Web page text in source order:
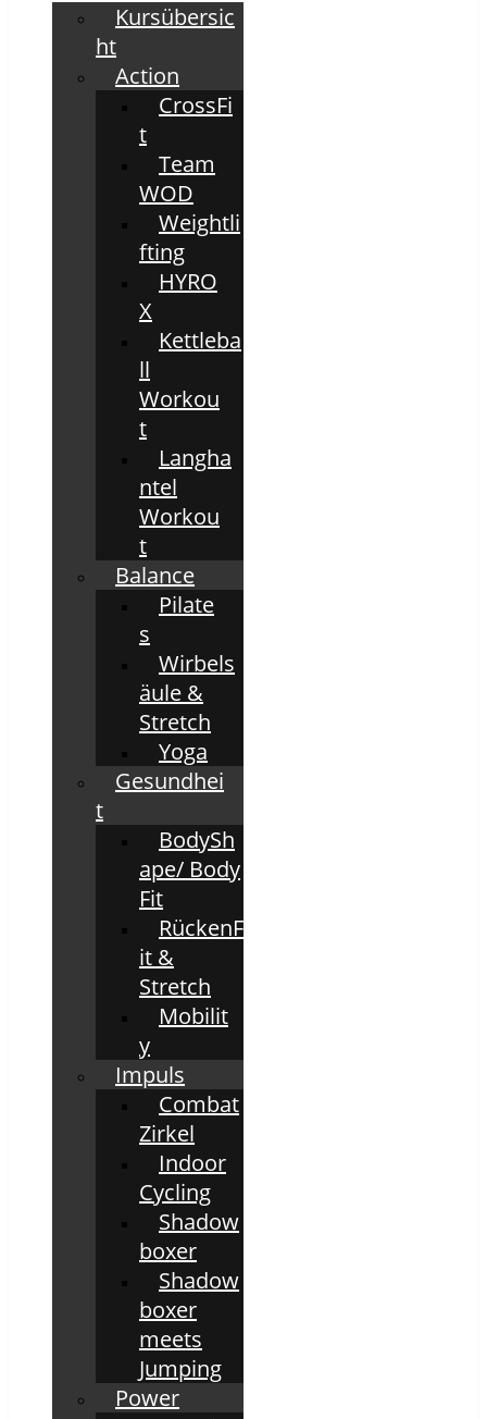
Kursübersic
ht
Action
CrossFi
t
Team
WOD
Weightli
fting
HYRO
X
Kettleba
ll
Workou
t
Langha
ntel
Workou
t
Balance
Pilate
s
Wirbels
äule &
Stretch
Yoga
Gesundhei
t
BodySh
ape/ Body
Fit
RückenF
it &
Stretch
Mobilit
y
Impuls
Combat
Zirkel
Indoor
Cycling
Shadow
boxer
Shadow
boxer
meets
Jumping
Power